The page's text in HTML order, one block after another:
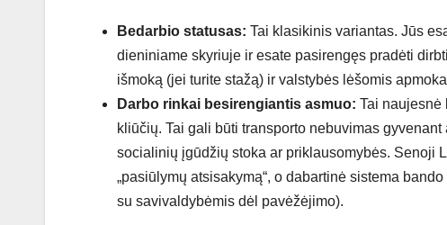
Bedarbio statusas: Tai klasikinis variantas. Jūs
dieniniame skyriuje ir esate pasirengęs pradėti
išmoką (jei turite stažą) ir valstybės lėšomis
Darbo rinkai besirengiantis asmuo: Tai naujesnė
kliūčių. Tai gali būti transporto nebuvimas
socialinių įgūdžių stoka ar priklausomybės. Senoji
„pasiūlymų atsisakymą“, o dabartinė sistema
su savivaldybėmis dėl pavėžėjimo).